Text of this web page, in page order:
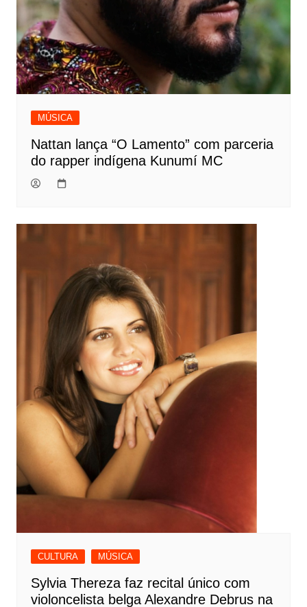
MÚSICA
Nattan lança “O Lamento” com parceria
do rapper indígena Kunumí MC
CULTURA MÚSICA
Sylvia Thereza faz recital único com
violoncelista belga Alexandre Debrus na